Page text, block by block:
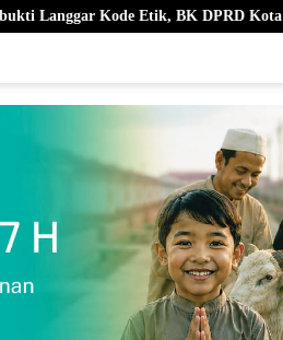
Etik, BK DPRD Kota Ternate